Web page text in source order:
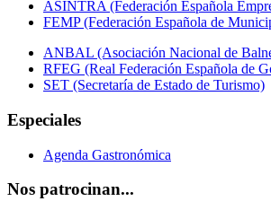
ASINTRA (Federación Española
FEMP (Federación Española de
ANBAL (Asociación Nacional de
RFEG (Real Federación Española de
SET (Secretaría de Estado de Turismo)
Especiales
Agenda Gastronómica
Nos patrocinan...